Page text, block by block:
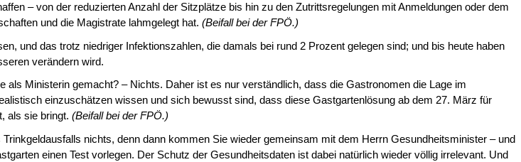
– von der reduzierten Anzahl der Sitzplätze bis hin zu den Zutrittsregelungen mit Anmeldungen oder dem
und die Magis­trate lahmgelegt hat. (Beifall bei der FPÖ.)
und das trotz niedriger Infektionszahlen, die damals bei rund 2 Prozent gele­gen sind; und bis heute haben
verändern wird.
Ministerin gemacht? – Nichts. Daher ist es nur verständlich, dass die Gastro­nomen die Lage im
einzuschätzen wissen und sich bewusst sind, dass diese Gastgartenlösung ab dem 27. März für
als sie bringt. (Beifall bei der FPÖ.)
nichts, denn dann kommen Sie wieder gemeinsam mit dem Herrn Gesundheitsminister – und
einen Test vorlegen. Der Schutz der Ge­sundheitsdaten ist dabei natürlich wieder völlig irrelevant. Und